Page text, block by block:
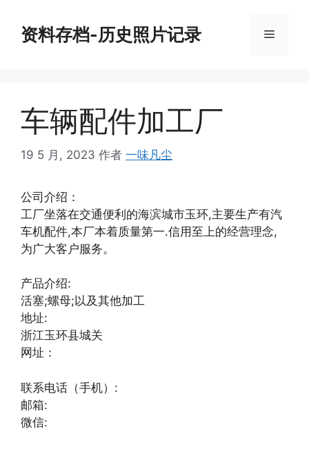
资料存档-历史照片记录 菜
车辆配件加工厂
19 5 月, 2023 作者 一味凡尘
公司介绍：
工厂坐落在交通便利的海滨城市玉环,主要生产有汽
车机配件,本厂本着质量第一.信用至上的经营理念,
为广大客户服务。
产品介绍:
活塞;螺母;以及其他加工
地址:
浙江玉环县城关
网址：
联系电话（手机）:
邮箱:
微信: